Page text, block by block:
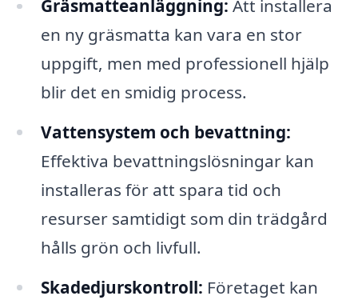
Gräsmatteanläggning: Att installera
en ny gräsmatta kan vara en stor
uppgift, men med professionell hjälp
blir det en smidig process.
Vattensystem och bevattning:
Effektiva bevattningslösningar kan
installeras för att spara tid och
resurser samtidigt som din trädgård
hålls grön och livfull.
Skadedjurskontroll: Företaget kan